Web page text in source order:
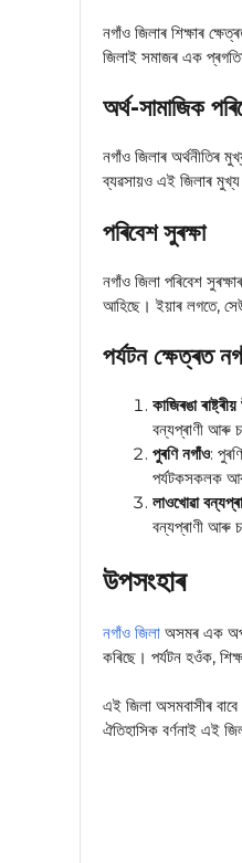
নগাঁও জিলাৰ শিক্ষাৰ
জিলাই সমাজৰ এক
অৰ্থ-সামাজিক
নগাঁও জিলাৰ
ব্যৱসায়ও এই জিলাৰ মুখ্য
পৰিবেশ সুৰক্ষা
নগাঁও জিলা পৰিবেশ
আহিছে। ইয়াৰ লগতে,
পৰ্যটন ক্ষেত্ৰত
কাজিৰঙা
বন্যপ্ৰাণী আৰু
পুৰণি নগাঁও:
পৰ্যটকসকলক
লাওখোৱা
বন্যপ্ৰাণী আৰু
উপসংহাৰ
নগাঁও জিলা অসমৰ এক
কৰিছে। পৰ্যটন হওঁক,
এই জিলা অসমবাসীৰ
ঐতিহাসিক বৰ্ণনাই এই